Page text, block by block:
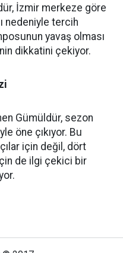
İzmir merkeze göre
nedeniyle tercih
yavaş olması
dikkatini çekiyor.
Gümüldür, sezon
öne çıkıyor. Bu
için değil, dört
de ilgi çekici bir